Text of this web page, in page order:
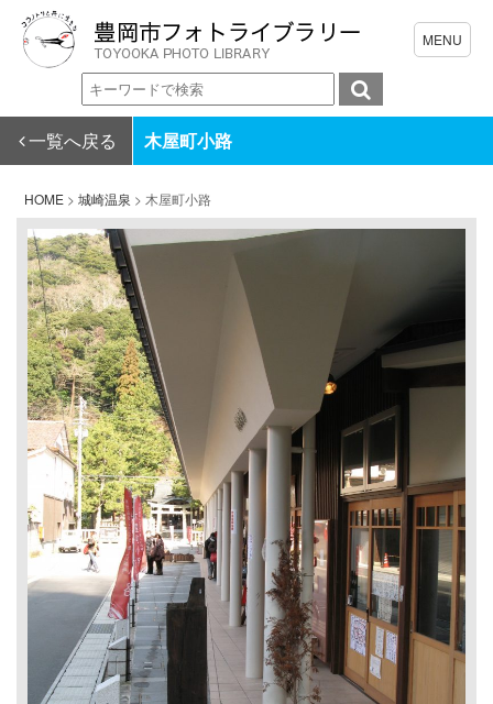
一覧へ戻る 木屋町小路
HOME > 城崎温泉 > 木屋町小路